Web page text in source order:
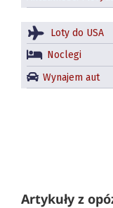
Loty do USA
Noclegi
Wynajem aut
Artykuły z